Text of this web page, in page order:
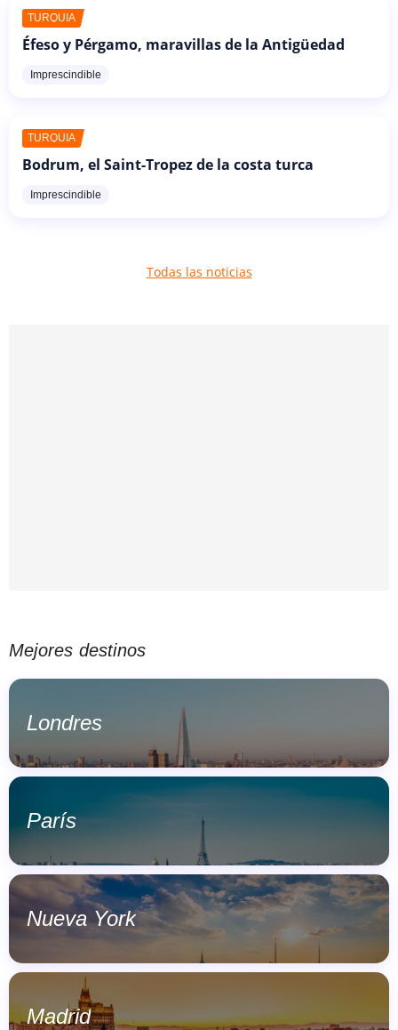
TURQUÍA
Éfeso y Pérgamo, maravillas de la Antigüedad
Imprescindible
TURQUÍA
Bodrum, el Saint-Tropez de la costa turca
Imprescindible
Todas las noticias
Mejores destinos
Londres
París
Nueva York
Madrid